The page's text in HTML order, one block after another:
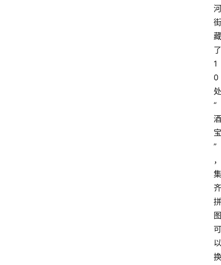
河
街
藏
了
1
0
处
“
酒
宝
”
，
集
齐
拼
图
可
以
换